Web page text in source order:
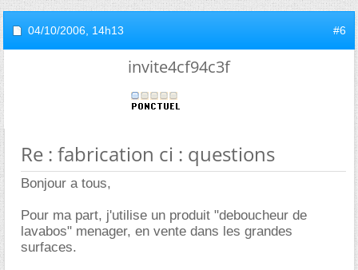
04/10/2006, 14h13 #6
invite4cf94c3f
Re : fabrication ci : questions
Bonjour a tous,
Pour ma part, j'utilise un produit "deboucheur de
lavabos" menager, en vente dans les grandes
surfaces.